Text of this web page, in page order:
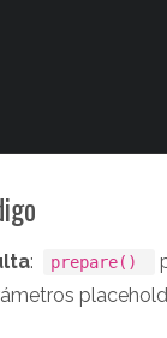
: prepare()